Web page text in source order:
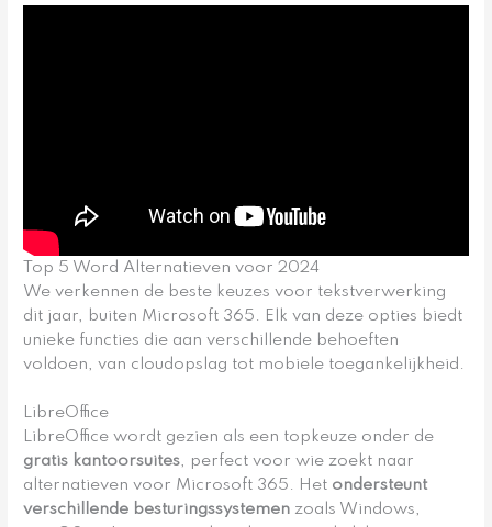
Top 5 Word Alternatieven voor 2024
We verkennen de beste keuzes voor tekstverwerking
dit jaar, buiten Microsoft 365. Elk van deze opties biedt
unieke functies die aan verschillende behoeften
voldoen, van cloudopslag tot mobiele toegankelijkheid.
LibreOffice
LibreOffice wordt gezien als een topkeuze onder de
gratis kantoorsuites, perfect voor wie zoekt naar
alternatieven voor Microsoft 365. Het ondersteunt
verschillende besturingssystemen zoals Windows,